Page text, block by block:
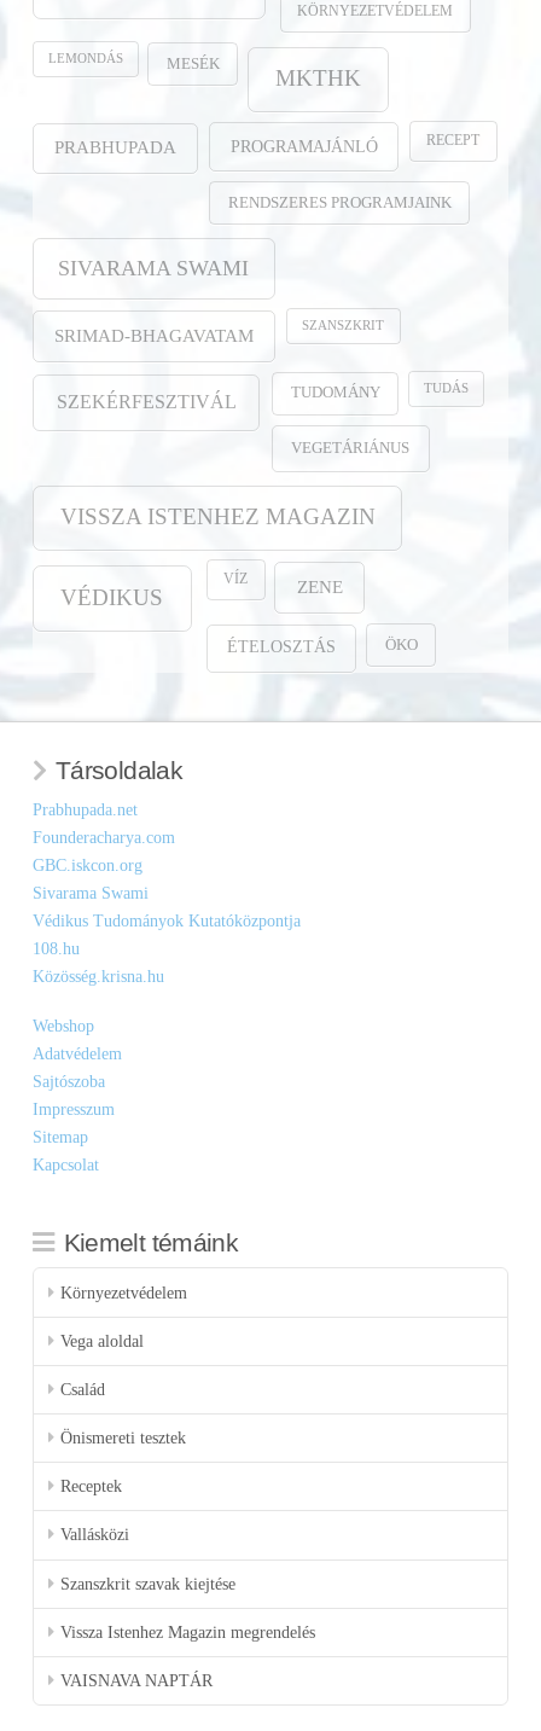
KÖRNYEZETVÉDELEM
LEMONDÁS MESÉK
MKTHK
PRABHUPADA PROGRAMAJÁNLÓ RECEPT
RENDSZERES PROGRAMJAINK
SIVARAMA SWAMI
SRIMAD-BHAGAVATAM SZANSZKRIT
SZEKÉRFESZTIVÁL TUDOMÁNY TUDÁS
VEGETÁRIÁNUS
VISSZA ISTENHEZ MAGAZIN
VÉDIKUS
VÍZ ZENE
ÉTELOSZTÁS ÖKO
Társoldalak
Prabhupada.net
Founderacharya.com
GBC.iskcon.org
Sivarama Swami
Védikus Tudományok Kutatóközpontja
108.hu
Közösség.krisna.hu
Webshop
Adatvédelem
Sajtószoba
Impresszum
Sitemap
Kapcsolat
Kiemelt témáink
Környezetvédelem
Vega aloldal
Család
Önismereti tesztek
Receptek
Vallásközi
Szanszkrit szavak kiejtése
Vissza Istenhez Magazin megrendelés
VAISNAVA NAPTÁR